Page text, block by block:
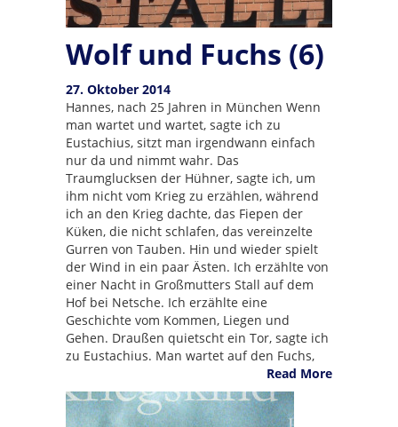
Wolf und Fuchs (6)
27. Oktober 2014
Hannes, nach 25 Jahren in München Wenn
man wartet und wartet, sagte ich zu
Eustachius, sitzt man irgendwann einfach
nur da und nimmt wahr. Das
Traumglucksen der Hühner, sagte ich, um
ihm nicht vom Krieg zu erzählen, während
ich an den Krieg dachte, das Fiepen der
Küken, die nicht schlafen, das vereinzelte
Gurren von Tauben. Hin und wieder spielt
der Wind in ein paar Ästen. Ich erzählte von
einer Nacht in Großmutters Stall auf dem
Hof bei Netsche. Ich erzählte eine
Geschichte vom Kommen, Liegen und
Gehen. Draußen quietscht ein Tor, sagte ich
zu Eustachius. Man wartet auf den Fuchs,
Read More